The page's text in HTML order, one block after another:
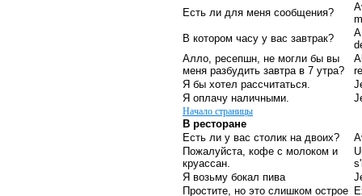
Есть ли для меня сообщения?
В котором часу у вас завтрак?
Алло, ресепшн, не могли бы вы
меня разбудить завтра в 7 утра?
Я бы хотел рассчитаться.
Я оплачу наличными.
Начало страницы
В ресторане
Есть ли у вас столик на двоих?
Пожалуйста, кофе с молоком и
круассан.
Я возьму бокал пива
Простите, но это слишком острое